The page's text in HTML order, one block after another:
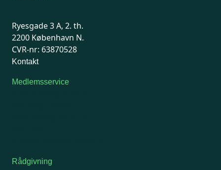
Ryesgade 3 A, 2. th.
2200 København N.
CVR-nr: 63870528
Kontakt
Medlemsservice
Rådgivning